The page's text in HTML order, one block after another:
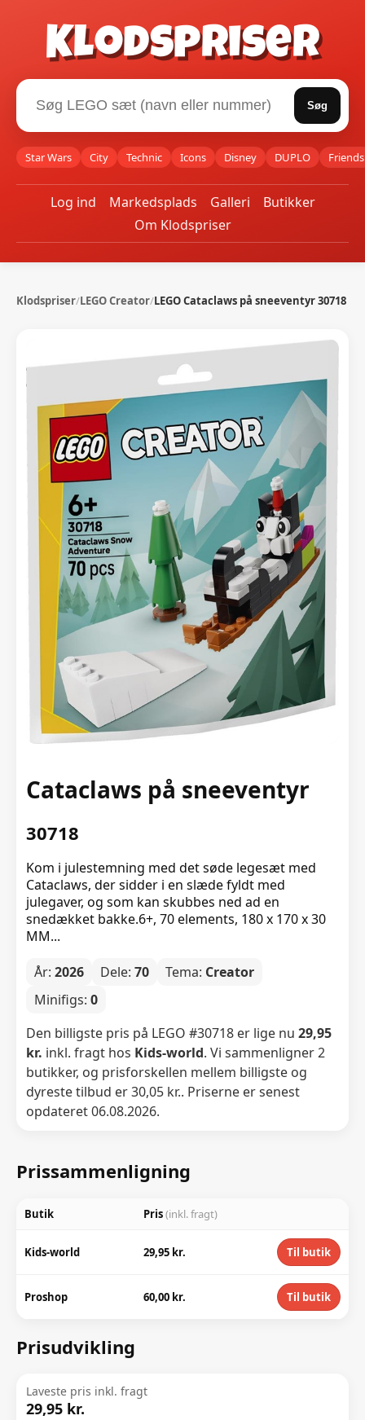
Klodspriser
Søg
Star Wars City Technic Icons Disney DUPLO Friends
Log ind Markedsplads Galleri
Butikker
Om Klodspriser
Klodspriser/LEGO Creator/LEGO Cataclaws på sneeventyr 30718
Cataclaws på sneeventyr
30718
Kom i julestemning med det søde legesæt med
Cataclaws, der sidder i en slæde fyldt med
julegaver, og som kan skubbes ned ad en
snedækket bakke.6+, 70 elements, 180 x 170 x 30
MM...
År: 2026 Dele: 70 Tema: Creator
Minifigs: 0
Den billigste pris på LEGO #30718 er lige nu 29,95
kr. inkl. fragt hos Kids-world. Vi sammenligner 2
butikker, og prisforskellen mellem billigste og
dyreste tilbud er 30,05 kr.. Priserne er senest
opdateret 06.08.2026.
Prissammenligning
Butik Pris(inkl. fragt)
Kids-world 29,95 kr. Til butik
Proshop 60,00 kr. Til butik
Prisudvikling
Laveste pris inkl. fragt
29,95 kr.